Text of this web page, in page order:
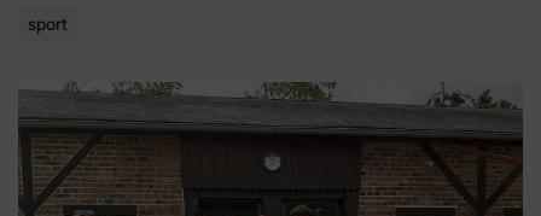
sport